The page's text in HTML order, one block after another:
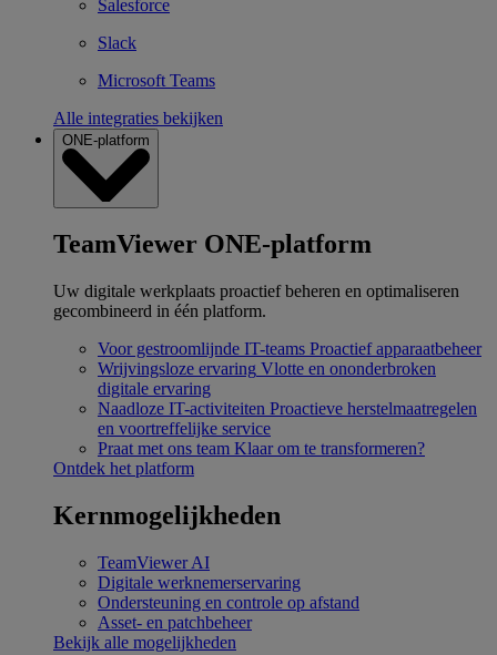
Salesforce
Slack
Microsoft Teams
Alle integraties bekijken
ONE-platform
TeamViewer ONE-platform
Uw digitale werkplaats proactief beheren en optimaliseren
gecombineerd in één platform.
Voor gestroomlijnde IT-teams Proactief apparaatbeheer
Wrijvingsloze ervaring Vlotte en ononderbroken
digitale ervaring
Naadloze IT-activiteiten Proactieve herstelmaatregelen
en voortreffelijke service
Praat met ons team Klaar om te transformeren?
Ontdek het platform
Kernmogelijkheden
TeamViewer AI
Digitale werknemerservaring
Ondersteuning en controle op afstand
Asset- en patchbeheer
Bekijk alle mogelijkheden